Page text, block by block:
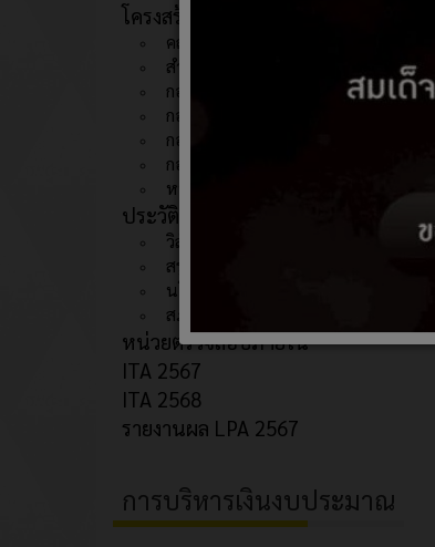
โครงสร้างองค์กร
คณะผู้บริหาร
สำนักปลัด
กองคลัง
กองสวัสดิการสังคม
กองการศึกษา
กองช่าง
หน่วยตรวจสอบภายใน
ประวัติความเป็นมา
วิสัยทัศน์/พันธกิจ
สรุปอำนาจหน้าที่
นโยบายการบริหารงาน
สภาพและข้อมูลพื้นฐาน
หน่วยตรวจสอบภายใน
ITA 2567
ITA 2568
รายงานผล LPA 2567
การบริหารเงินงบประมาณ